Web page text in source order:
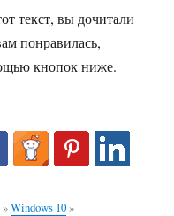
текст, вы дочитали
понравилась,
кнопок ниже.
»Windows 10»